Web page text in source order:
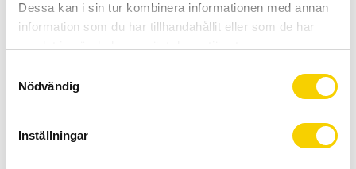
Dessa kan i sin tur kombinera informationen med annan
information som du har tillhandahållit eller som de har
Nödvändig
Inställningar
Article SKU
1115MO1230222BX
30g